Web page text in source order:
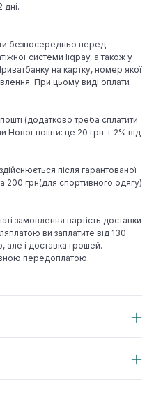
дні.
безпосередньо перед
системи liqpay, а також у
на картку, номер якої
При цьому виді оплати
(додатково треба сплатити
Нової пошти: це 20 грн + 2% від
після гарантованої
200 грн(для спортивного одягу)
замовлення вартість доставки
ви заплатите від 130
але і доставка грошей.
передоплатою.